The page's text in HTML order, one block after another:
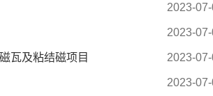
2023-
2023-
瓦及粘结磁项目 2023-
2023-